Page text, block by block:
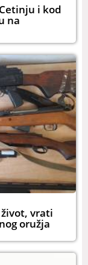
i kod
na
vrati
oružja